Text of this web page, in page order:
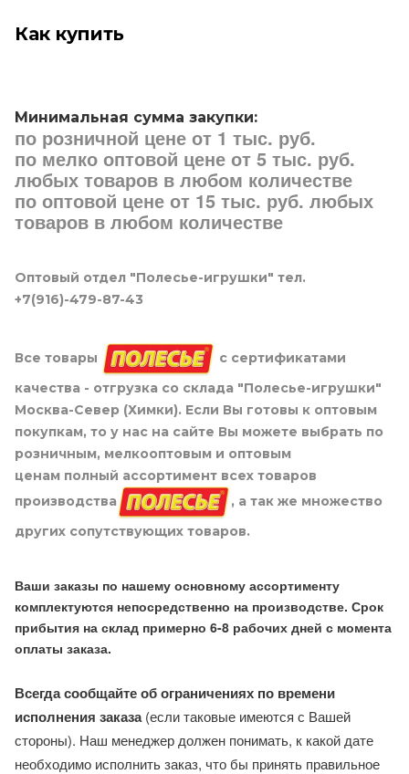
Как купить
Минимальная сумма закупки:
по розничной цене от 1 тыс. руб.
по мелко оптовой цене от 5 тыс. руб.
любых товаров в любом количестве
по оптовой цене от 15 тыс. руб. любых
товаров в любом количестве
Оптовый отдел "Полесье-игрушки" тел.
+7(916)-479-87-43
Все товары
с сертификатами
качества - отгрузка со склада "Полесье-игрушки"
Москва-Север (Химки). Если Вы готовы к оптовым
покупкам, то у нас на сайте Вы можете выбрать по
розничным, мелкооптовым и оптовым
ценам полный ассортимент всех товаров
производства
, а так же множество
других сопутствующих товаров.
Ваши заказы по нашему основному ассортименту
комплектуются непосредственно на производстве. Срок
прибытия на склад примерно 6-8 рабочих дней с момента
оплаты заказа.
Всегда сообщайте об ограничениях по времени
исполнения заказа(если таковые имеются с Вашей
стороны). Наш менеджер должен понимать, к какой дате
необходимо исполнить заказ, что бы принять правильное